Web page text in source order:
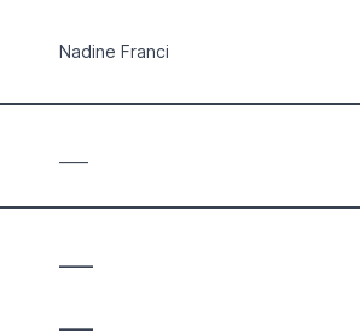
Nadine Franci